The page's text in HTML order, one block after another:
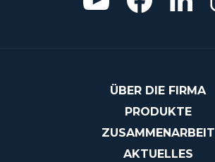
ÜBER DIE FIRMA
PRODUKTE
ZUSAMMENARBEIT
AKTUELLES